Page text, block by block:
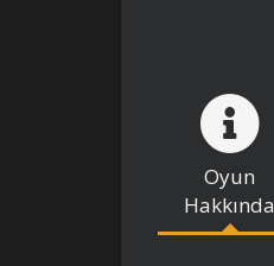
Oyun
Hakkında